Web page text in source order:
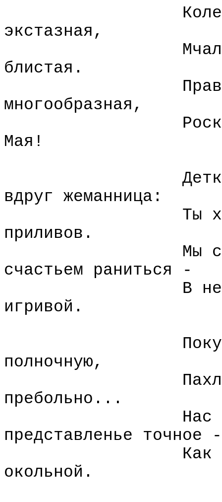
экстазная,
блистая.
многообразная,
Мая!
вдруг жеманница:
Ты
приливов.
Мы
счастьем раниться -
В
игривой.
полночную,
пребольно...
Нас
представленье точное -
Как
окольной.